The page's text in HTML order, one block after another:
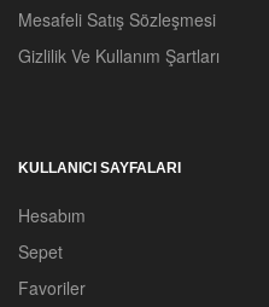
Mesafeli Satış Sözleşmesi
Gizlilik Ve Kullanım Şartları
KULLANICI SAYFALARI
Hesabım
Sepet
Favoriler